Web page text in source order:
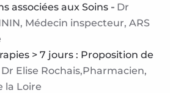
associées aux Soins - Dr
Médecin inspecteur, ARS
> 7 jours : Proposition de
Dr Elise Rochais,Pharmacien,
la Loire